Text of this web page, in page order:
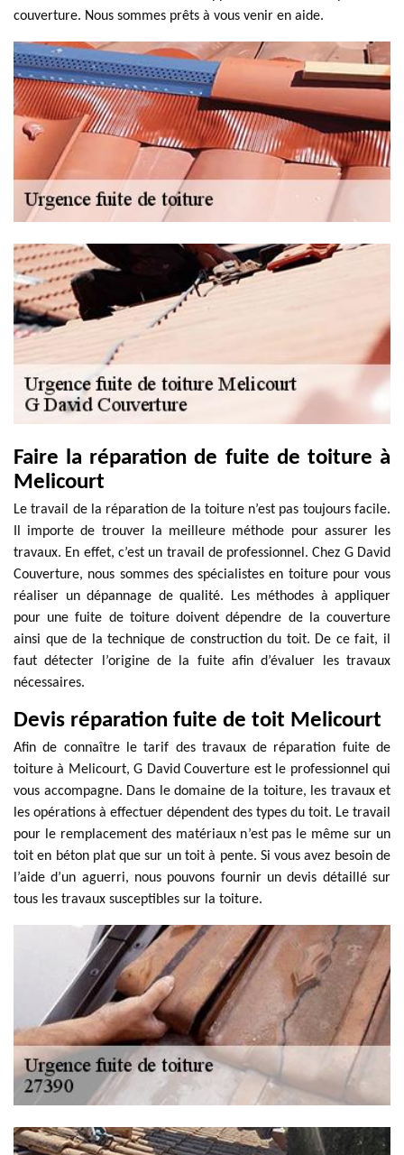
couverture. Nous sommes prêts à vous venir en aide.
Faire la réparation de fuite de toiture à
Melicourt
Le travail de la réparation de la toiture n’est pas toujours facile.
Il importe de trouver la meilleure méthode pour assurer les
travaux. En effet, c’est un travail de professionnel. Chez G David
Couverture, nous sommes des spécialistes en toiture pour vous
réaliser un dépannage de qualité. Les méthodes à appliquer
pour une fuite de toiture doivent dépendre de la couverture
ainsi que de la technique de construction du toit. De ce fait, il
faut détecter l’origine de la fuite afin d’évaluer les travaux
nécessaires.
Devis réparation fuite de toit Melicourt
Afin de connaître le tarif des travaux de réparation fuite de
toiture à Melicourt, G David Couverture est le professionnel qui
vous accompagne. Dans le domaine de la toiture, les travaux et
les opérations à effectuer dépendent des types du toit. Le travail
pour le remplacement des matériaux n’est pas le même sur un
toit en béton plat que sur un toit à pente. Si vous avez besoin de
l’aide d’un aguerri, nous pouvons fournir un devis détaillé sur
tous les travaux susceptibles sur la toiture.